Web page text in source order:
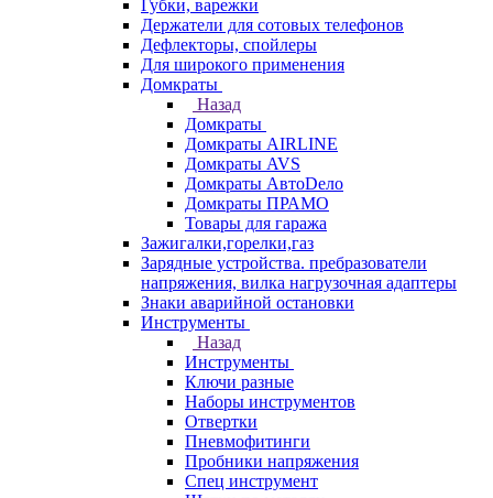
Губки, варежки
Держатели для сотовых телефонов
Дефлекторы, спойлеры
Для широкого применения
Домкраты
Назад
Домкраты
Домкраты AIRLINE
Домкраты AVS
Домкраты АвтоDело
Домкраты ПРАМО
Товары для гаража
Зажигалки,горелки,газ
Зарядные устройства. пребразователи
напряжения, вилка нагрузочная адаптеры
Знаки аварийной остановки
Инструменты
Назад
Инструменты
Ключи разные
Наборы инструментов
Отвертки
Пневмофитинги
Пробники напряжения
Спец инструмент